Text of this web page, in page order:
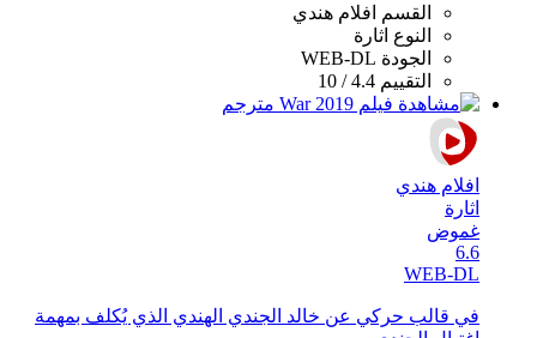
القسم
افلام هندي
النوع اثارة
الجودة WEB-DL
التقييم 4.4 / 10
افلام هندي
اثارة
غموض
6.6
WEB-DL
في قالب حركي عن خالد الجندي الهندي الذي يُكلف بمهمة